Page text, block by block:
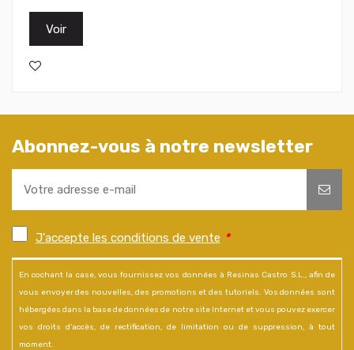
Voir
Abonnez-vous à notre newsletter
J'accepte les conditions de vente *
En cochant la case, vous fournissez vos données à Resinas Castro S.L., afin de
vous envoyer des nouvelles, des promotions et des tutoriels. Vos données sont
hébergées dans la base de données de notre site Internet et vous pouvez exercer
vos droits d'accès, de rectification, de limitation ou de suppression, à tout
moment.